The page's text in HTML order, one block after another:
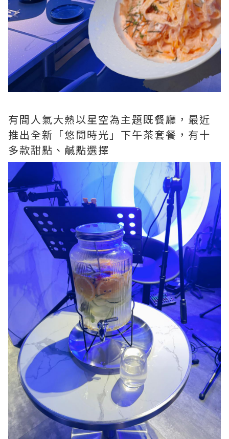
有間人氣大熱以星空為主題既餐廳，最近
推出全新「悠閒時光」下午茶套餐，有十
多款甜點、鹹點選擇